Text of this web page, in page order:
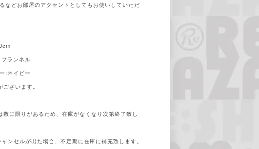
などお部屋のアクセントとしてもお使いしていただ
ランネル
:ネイビー
ざいます。
数に限りがあるため、在庫がなくなり次第終了致し
ンセルが出た場合、不定期に在庫に補充致します。